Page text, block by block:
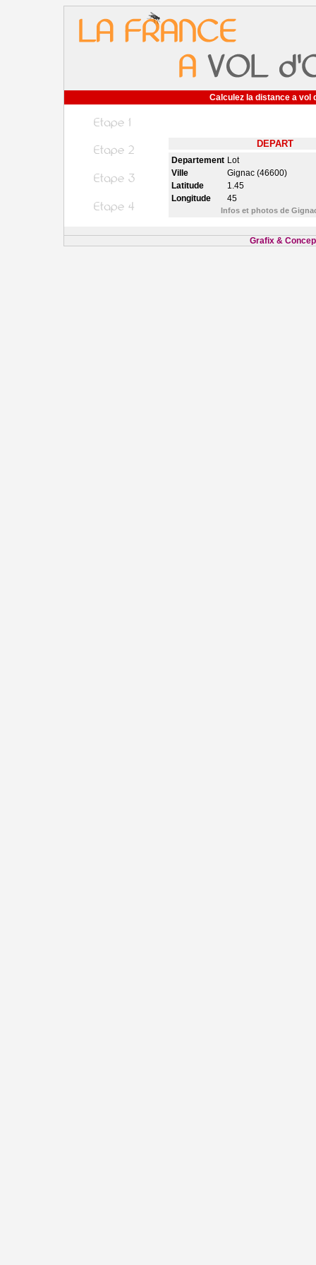
Calculez la distance a vol
DEPART
Departement Lot
Ville
Gignac (46600)
Latitude
1.45
Longitude
45
Infos et photos de
Grafix &